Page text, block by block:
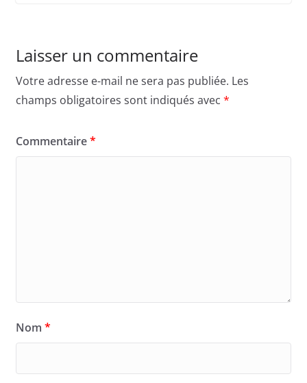
Laisser un commentaire
Votre adresse e-mail ne sera pas publiée. Les
champs obligatoires sont indiqués avec *
Commentaire*
Nom *